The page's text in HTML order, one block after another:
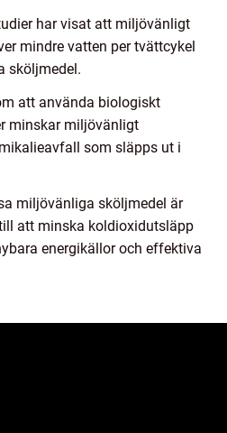
har visat att miljövänligt
mindre vatten per tvättcykel
sköljmedel.
att använda biologiskt
minskar miljövänligt
som släpps ut i
miljövänliga sköljmedel är
att minska koldioxidutsläpp
energikällor och effektiva